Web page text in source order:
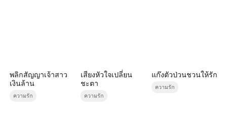
พลิกสัญญาเจ้าสาว
เงินล้าน
ความรัก
เสียงหัวใจเปลี่ยน
ชะตา
ความรัก
แก๊งตัวป่วนชวนให้รัก
ความรัก